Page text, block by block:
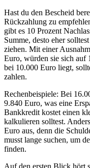
Hast du den Bescheid
Rückzahlung zu
gibt es 10 Prozent
Summe, desto eher
ziehen. Mit einer
Euro, würden sie sich auf
bei 10.000 Euro liegt,
zahlen.
Rechenbeispiele: Bei
9.840 Euro, was eine
Bankkredit kostet einen
kalkulieren solltest.
Euro aus, denn die
musst lange suchen, um
finden.
Auf den ersten Blick hört